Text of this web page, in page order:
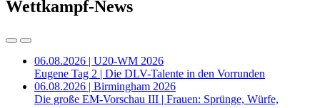
Wettkampf-News
06.08.2026 | U20-WM 2026
Eugene Tag 2 | Die DLV-Talente in den Vorrunden
06.08.2026 | Birmingham 2026
Die große EM-Vorschau III | Frauen: Sprünge, Würfe,